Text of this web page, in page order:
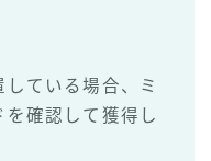
ている場合、ミ
確認して獲得し